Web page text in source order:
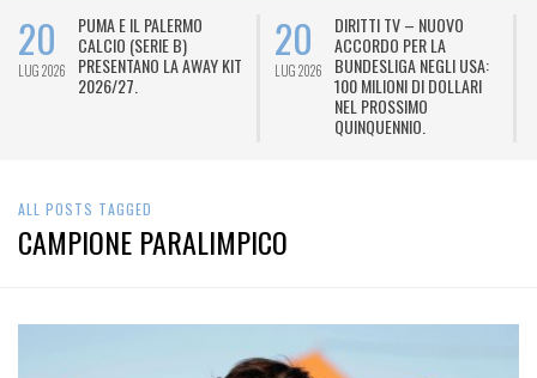
20
LUG 2026
PUMA E IL PALERMO
CALCIO (SERIE B)
PRESENTANO LA AWAY KIT
2026/27.
20
LUG 2026
DIRITTI TV – NUOVO
ACCORDO PER LA
BUNDESLIGA NEGLI USA:
100 MILIONI DI DOLLARI
NEL PROSSIMO
QUINQUENNIO.
ALL POSTS TAGGED
CAMPIONE PARALIMPICO